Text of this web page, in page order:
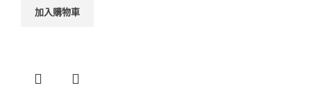
加入購物車